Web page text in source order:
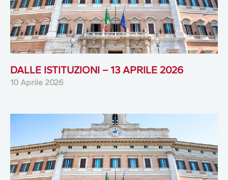
DALLE ISTITUZIONI – 13 APRILE 2026
10 Aprile 2026